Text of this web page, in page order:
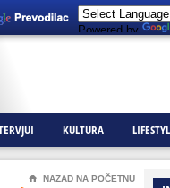
Powered by
KULTURA
⌂
NAZAD NA POČETNU